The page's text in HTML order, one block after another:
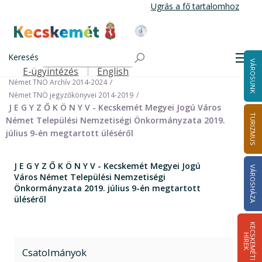
tartalomra
Ugrás a fő tartalomhoz
Kecskemét Város Honlapja
Keresés
Felső navigáció
E-ügyintézés English VÁROSUNK
TURIZMUS
VÁROSHÁZA
K
E
C
S
K
E
M
É
T
I
HÍ
R
E
K
Önkormányzat
Nemzetiségi Önkormányzatok
Német Települési Nemzetiségi Önkormányzat
Német TNÖ Archív 2014-2024
Német TNÖ jegyzőkönyvei 2014-2019
J E G Y Z Ő K Ö N Y V - Kecskemét Megyei Jogú Város
Német Települési Nemzetiségi Önkormányzata 2019.
július 9-én megtartott üléséről
J E G Y Z Ő K Ö N Y V - Kecskemét Megyei Jogú
Város Német Települési Nemzetiségi
Önkormányzata 2019. július 9-én megtartott
üléséről
Csatolmányok